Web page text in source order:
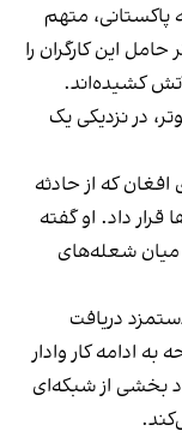
است که دو شهروند ۳۲ ساله پاکستانی، متهم
این کارگران را
آتش کشیده‌اند.
در نزدیکی یک
که از حادثه
قرار داد. او گفته
شعله‌های
دریافت
به ادامه کار وادار
بخشی از شبکه‌ای